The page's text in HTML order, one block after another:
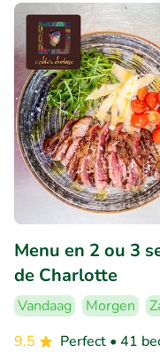
Menu en 2 ou 3
de Charlotte
Vandaag Morgen
9.5
Perfect • 41